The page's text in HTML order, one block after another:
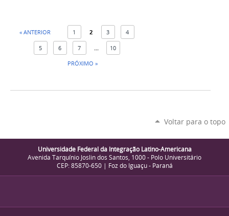
« ANTERIOR 1 2 3 4
5 6 7
10
PRÓXIMO »
Voltar para o topo
Universidade Federal da Integração Latino-Americana
Avenida Tarquínio Joslin dos Santos, 1000 - Polo Universitário
CEP: 85870-650 | Foz do Iguaçu - Paraná